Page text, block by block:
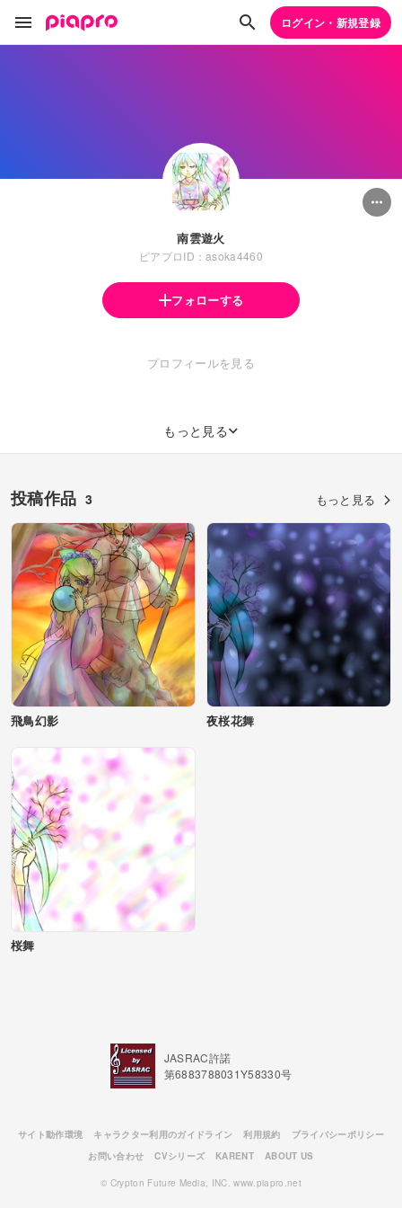
ログイン・新規登録
南雲遊火
ピアプロID：asoka4460
フォローする
プロフィールを見る
もっと見る
投稿作品 3 もっと見る
飛鳥幻影 夜桜花舞
桜舞
JASRAC許諾
第6883788031Y58330号
サイト動作環境 キャラクター利用のガイドライン 利用規約
プライバシーポリシー
お問い合わせ
CVシリーズ KARENT ABOUT US
© Crypton Future Media, INC. www.piapro.net